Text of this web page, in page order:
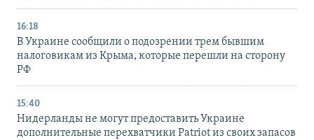
16:18
В Украине сообщили о подозрении трем бывшим
налоговикам из Крыма, которые перешли на сторону
РФ
15:40
Нидерланды не могут предоставить Украине
дополнительные перехватчики Patriot из своих запасов